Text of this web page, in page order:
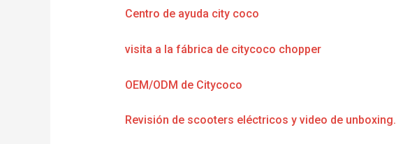
Centro de ayuda city coco
visita a la fábrica de citycoco chopper
OEM/ODM de Citycoco
Revisión de scooters eléctricos y video de unboxing.